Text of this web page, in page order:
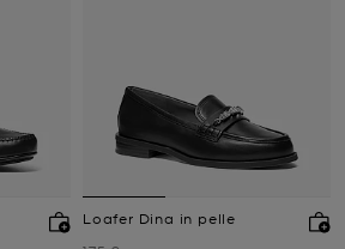
Loafer Dina in pelle